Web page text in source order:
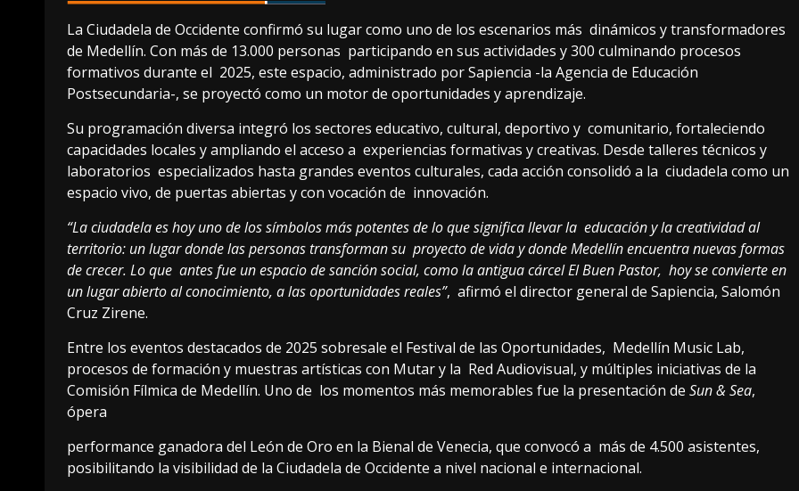
La Ciudadela de Occidente confirmó su lugar como uno de los escenarios más dinámicos y transformadores
de Medellín. Con más de 13.000 personas participando en sus actividades y 300 culminando procesos
formativos durante el 2025, este espacio, administrado por Sapiencia -la Agencia de Educación
Postsecundaria-, se proyectó como un motor de oportunidades y aprendizaje.
Su programación diversa integró los sectores educativo, cultural, deportivo y comunitario, fortaleciendo
capacidades locales y ampliando el acceso a experiencias formativas y creativas. Desde talleres técnicos y
laboratorios especializados hasta grandes eventos culturales, cada acción consolidó a la ciudadela como un
espacio vivo, de puertas abiertas y con vocación de innovación.
“La ciudadela es hoy uno de los símbolos más potentes de lo que significa llevar la educación y la creatividad al
territorio: un lugar donde las personas transforman su proyecto de vida y donde Medellín encuentra nuevas formas
de crecer. Lo que antes fue un espacio de sanción social, como la antigua cárcel El Buen Pastor, hoy se convierte en
un lugar abierto al conocimiento, a las oportunidades reales”, afirmó el director general de Sapiencia, Salomón
Cruz Zirene.
Entre los eventos destacados de 2025 sobresale el Festival de las Oportunidades, Medellín Music Lab,
procesos de formación y muestras artísticas con Mutar y la Red Audiovisual, y múltiples iniciativas de la
Comisión Fílmica de Medellín. Uno de los momentos más memorables fue la presentación de Sun & Sea,
ópera
performance ganadora del León de Oro en la Bienal de Venecia, que convocó a más de 4.500 asistentes,
posibilitando la visibilidad de la Ciudadela de Occidente a nivel nacional e internacional.